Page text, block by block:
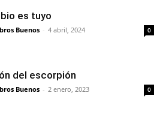
es tuyo
Buenos - 4 abril, 2024 0
del escorpión
Buenos - 2 enero, 2023 0